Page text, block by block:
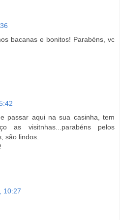
bacanas e bonitos! Parabéns, vc
passar aqui na sua casinha, tem
as visitnhas...parabéns pelos
são lindos.
10:27